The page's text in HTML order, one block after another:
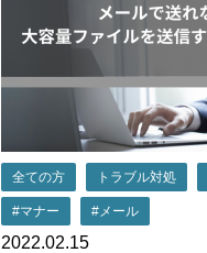
全ての方 トラブル対処
#マナー #メール
2022.02.15